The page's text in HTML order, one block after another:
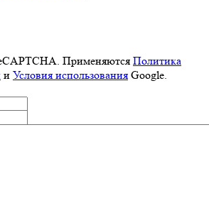
Применяются Политика
и Условия использования Google.